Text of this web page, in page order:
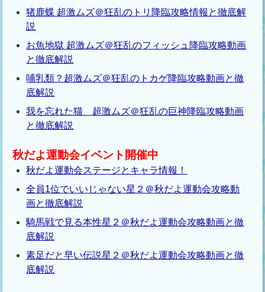
猪鹿蝶 超激ムズ＠狂乱のトリ降臨攻略情報と徹底解
説
お魚地獄 超激ムズ＠狂乱のフィッシュ降臨攻略動画
と徹底解説
哺乳類？超激ムズ＠狂乱のトカゲ降臨攻略動画と徹
底解説
我を忘れた猫 超激ムズ＠狂乱の巨神降臨攻略動画
と徹底解説
秋だよ運動会イベント開催中
秋だよ運動会ステージとキャラ情報！
全員1位でいいじゃない星２＠秋だよ運動会攻略動
画と徹底解説
騎馬戦で見る本性星２＠秋だよ運動会攻略動画と徹
底解説
素足だと早い伝説星２＠秋だよ運動会攻略動画と徹
底解説